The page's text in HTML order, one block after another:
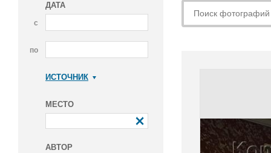
ДАТА
с
по
ИСТОЧНИК
МЕСТО
АВТОР